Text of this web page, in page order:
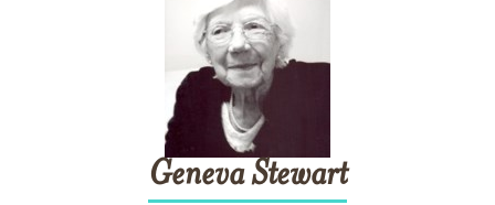
GenevaStewart